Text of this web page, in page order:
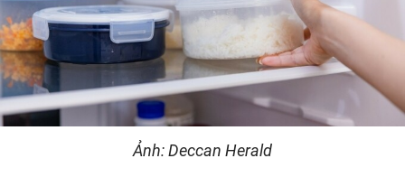
Ảnh: Deccan Herald